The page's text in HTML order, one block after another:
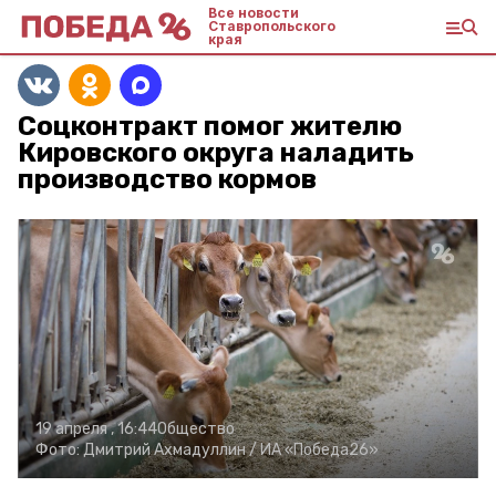
Все новости
Ставропольского
края
Соцконтракт помог жителю
Кировского округа наладить
производство кормов
19 апреля , 16:44Общество
Фото:Дмитрий Ахмадуллин /ИА «Победа26»